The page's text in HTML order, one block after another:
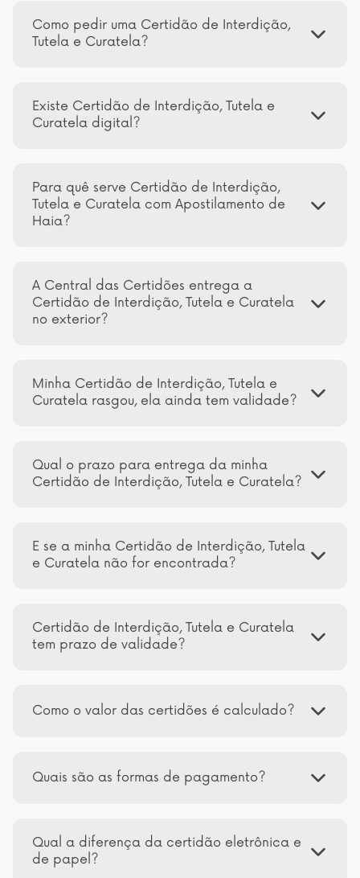
Como pedir uma Certidão de Interdição,
Tutela e Curatela?
Existe Certidão de Interdição, Tutela e
Curatela digital?
Para quê serve Certidão de Interdição,
Tutela e Curatela com Apostilamento de
Haia?
A Central das Certidões entrega a
Certidão de Interdição, Tutela e Curatela
no exterior?
Minha Certidão de Interdição, Tutela e
Curatela rasgou, ela ainda tem validade?
Qual o prazo para entrega da minha
Certidão de Interdição, Tutela e Curatela?
E se a minha Certidão de Interdição, Tutela
e Curatela não for encontrada?
Certidão de Interdição, Tutela e Curatela
tem prazo de validade?
Como o valor das certidões é calculado?
Quais são as formas de pagamento?
Qual a diferença da certidão eletrônica e
de papel?